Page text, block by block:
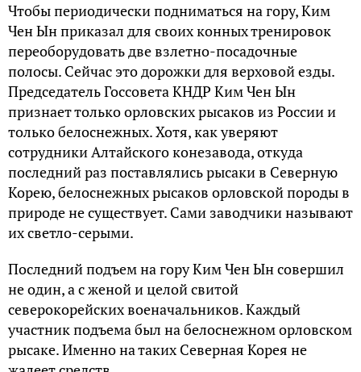
Чтобы периодически подниматься на гору, Ким
Чен Ын приказал для своих конных тренировок
переоборудовать две взлетно-посадочные
полосы. Сейчас это дорожки для верховой езды.
Председатель Госсовета КНДР Ким Чен Ын
признает только орловских рысаков из России и
только белоснежных. Хотя, как уверяют
сотрудники Алтайского конезавода, откуда
последний раз поставлялись рысаки в Северную
Корею, белоснежных рысаков орловской породы в
природе не существует. Сами заводчики называют
их светло-серыми.
Последний подъем на гору Ким Чен Ын совершил
не один, а с женой и целой свитой
северокорейских военачальников. Каждый
участник подъема был на белоснежном орловском
рысаке. Именно на таких Северная Корея не